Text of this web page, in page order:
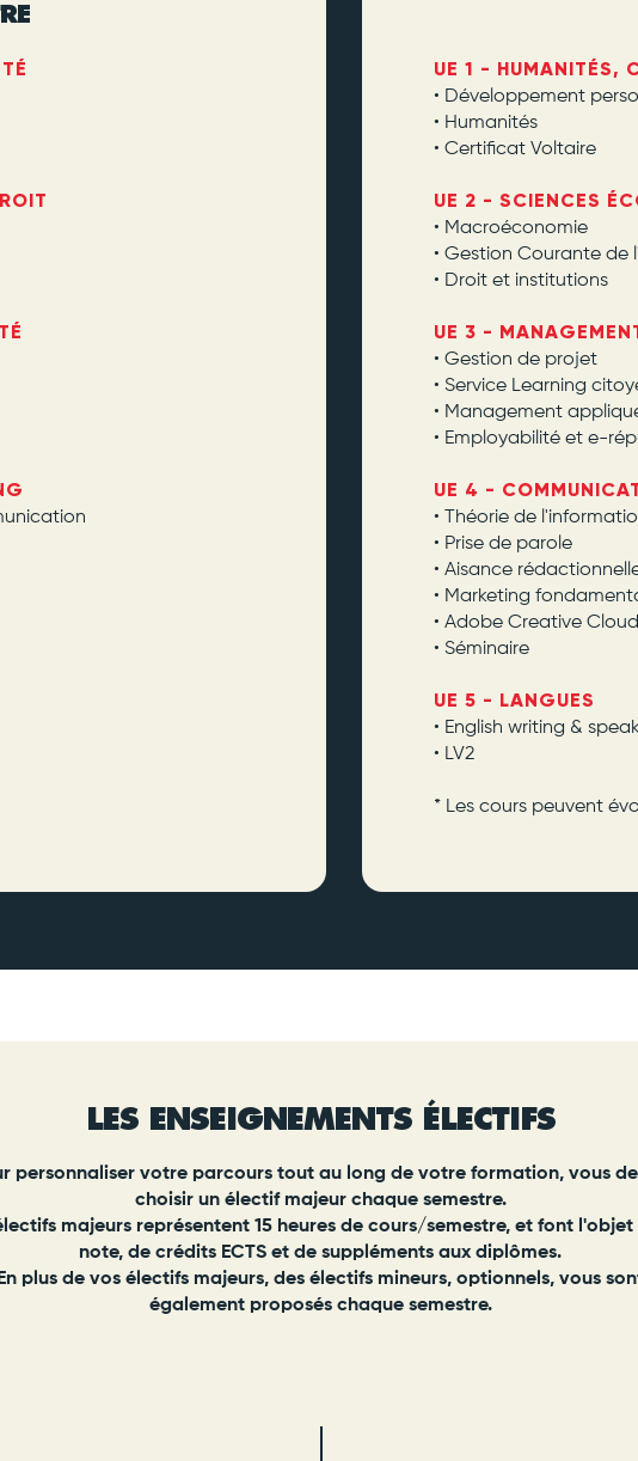
UE 1 - HUMANITÉS,
• Développement
• Humanités
• Certificat Voltaire
UE 2 - SCIENCES
• Macroéconomie
• Gestion Courante de
• Droit et institutions
UE 3 -
• Gestion de projet
• Service Learning
• Management
• Employabilité et e-
UE 4 -
• Théorie de
• Prise de parole
• Aisance
• Marketing
• Adobe Creative Cloud
• Séminaire
UE 5 - LANGUES
• English writing &
• LV2
* Les cours peuvent
LES ENSEIGNEMENTS ÉLECTIFS
personnaliser votre parcours tout au long de votre formation, vous
choisir un électif majeur chaque semestre.
majeurs représentent 15 heures de cours/semestre, et font l'objet
note, de crédits ECTS et de suppléments aux diplômes.
En plus de vos électifs majeurs, des électifs mineurs, optionnels, vous
également proposés chaque semestre.